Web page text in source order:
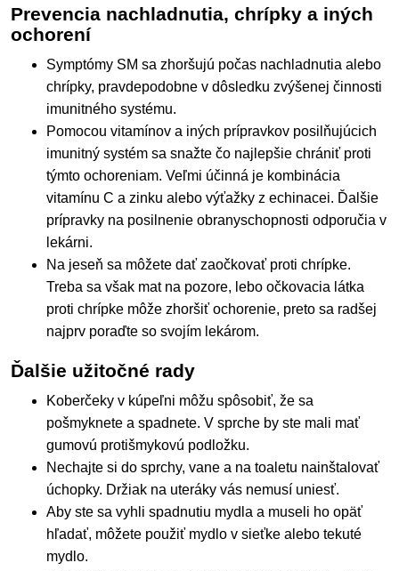
Prevencia nachladnutia, chrípky a iných
ochorení
Symptómy SM sa zhoršujú počas nachladnutia alebo
chrípky, pravdepodobne v dôsledku zvýšenej činnosti
imunitného systému.
Pomocou vitamínov a iných prípravkov posilňujúcich
imunitný systém sa snažte čo najlepšie chrániť proti
týmto ochoreniam. Veľmi účinná je kombinácia
vitamínu C a zinku alebo výťažky z echinacei. Ďalšie
prípravky na posilnenie obranyschopnosti odporučia v
lekárni.
Na jeseň sa môžete dať zaočkovať proti chrípke.
Treba sa však mat na pozore, lebo očkovacia látka
proti chrípke môže zhoršiť ochorenie, preto sa radšej
najprv poraďte so svojím lekárom.
Ďalšie užitočné rady
Koberčeky v kúpeľni môžu spôsobiť, že sa
pošmyknete a spadnete. V sprche by ste mali mať
gumovú protišmykovú podložku.
Nechajte si do sprchy, vane a na toaletu nainštalovať
úchopky. Držiak na uteráky vás nemusí uniesť.
Aby ste sa vyhli spadnutiu mydla a museli ho opäť
hľadať, môžete použiť mydlo v sieťke alebo tekuté
mydlo.